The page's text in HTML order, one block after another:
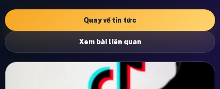
Quay về tin tức
Xem bài liên quan